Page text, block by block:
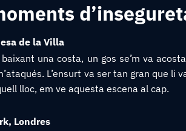
de la Villa
una costa, un gos se’m va
L’ensurt va ser tan gran que
lloc, em ve aquesta escena al cap.
Londres